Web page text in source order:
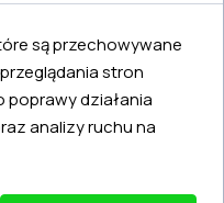
są przechowywane
stron
działania
analizy ruchu na